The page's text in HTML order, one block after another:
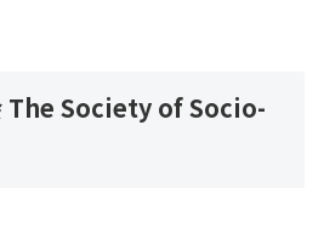
The Society of Socio-